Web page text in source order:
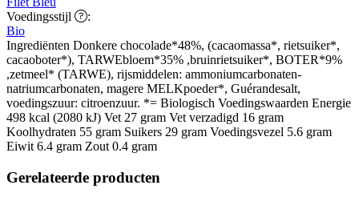
Voedingsstijl
Voedingsstijl
:
Bio
Ingrediënten Donkere chocolade*48%, (cacaomassa*, rietsuiker*,
cacaoboter*), TARWEbloem*35% ,bruinrietsuiker*, BOTER*9%
,zetmeel* (TARWE), rijsmiddelen: ammoniumcarbonaten-
natriumcarbonaten, magere MELKpoeder*, Guérandesalt,
voedingszuur: citroenzuur. *= Biologisch Voedingswaarden Energie
498 kcal (2080 kJ) Vet 27 gram Vet verzadigd 16 gram
Koolhydraten 55 gram Suikers 29 gram Voedingsvezel 5.6 gram
Eiwit 6.4 gram Zout 0.4 gram
Gerelateerde producten